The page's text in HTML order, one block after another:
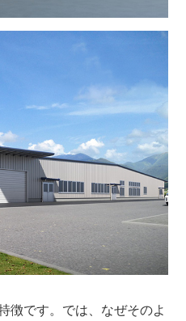
徴です。では、なぜそのよ